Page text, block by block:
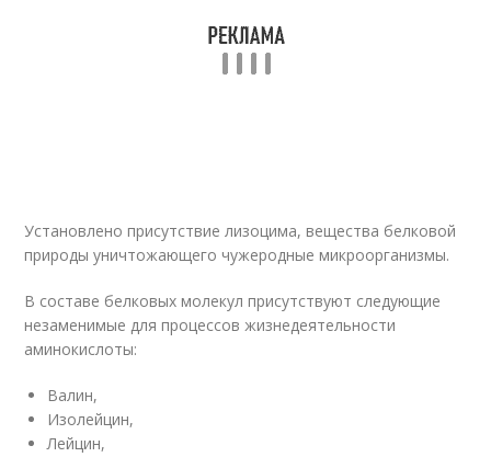
Установлено присутствие лизоцима, вещества белковой
природы уничтожающего чужеродные микроорганизмы.
В составе белковых молекул присутствуют следующие
незаменимые для процессов жизнедеятельности
аминокислоты:
Валин,
Изолейцин,
Лейцин,